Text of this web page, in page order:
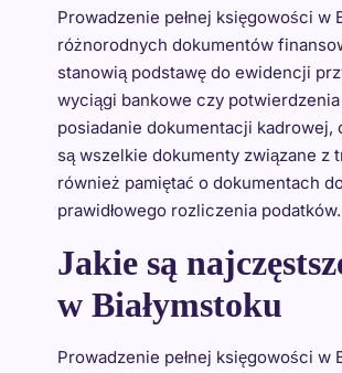
Prowadzenie pełnej księgowości w
różnorodnych dokumentów
stanowią podstawę do ewidencji
wyciągi bankowe czy
posiadanie dokumentacji kadrowej,
są wszelkie dokumenty związane z
również pamiętać o dokumentach
prawidłowego rozliczenia podatków.
Jakie są
w Białymstoku
Prowadzenie pełnej księgowości w